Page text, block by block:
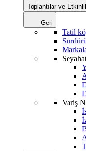
Toplantılar ve
Geri
Tatil
Variş